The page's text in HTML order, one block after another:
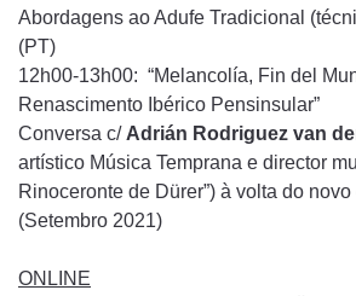
Abordagens ao Adufe Tradicional
(PT)
12h00-13h00: “Melancolía, Fin del
Renascimento Ibérico Pensinsular”
Conversa c/ Adrián Rodriguez van
artístico Música Temprana e director
Rinoceronte de Dürer”) à volta do novo
(Setembro 2021)
ONLINE